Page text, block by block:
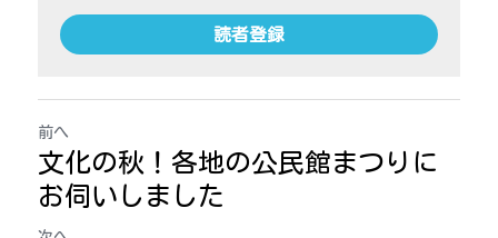
読者登録
前へ
文化の秋！各地の公民館まつりに
お伺いしました